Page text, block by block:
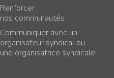
Renforcer
nos communautés
Communiquer avec un
organisateur syndical ou
une organisatrice syndicale